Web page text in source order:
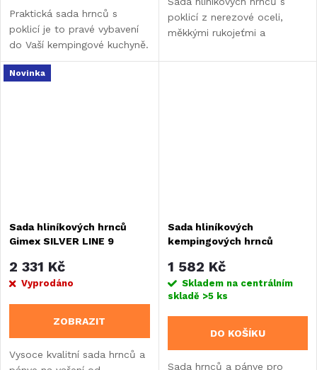
Praktická sada hrnců s
poklicí je to pravé vybavení
do Vaší kempingové kuchyně.
Je určena pro menší varné
plochy.
poklicí z nerezové oceli,
měkkými rukojeťmi a
krásném stříbrném odstínu.
Novinka
Sada hliníkových hrnců
Gimex SILVER LINE 9
2 331 Kč
Vyprodáno
ZOBRAZIT
Vysoce kvalitní sada hrnců a
Sada hliníkových
kempingových hrnců
1 582 Kč
Skladem na centrálním
skladě >5 ks
DO KOŠÍKU
Sada hrnců a pánve pro